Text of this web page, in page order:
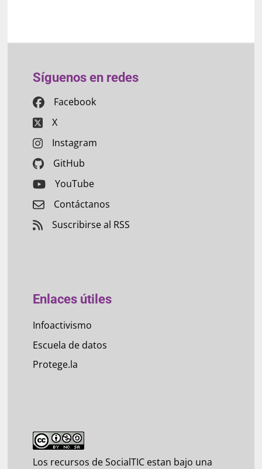
Síguenos en redes
Facebook
X
Instagram
GitHub
YouTube
Contáctanos
Suscribirse al RSS
Enlaces útiles
Infoactivismo
Escuela de datos
Protege.la
Los recursos de SocialTIC estan bajo una